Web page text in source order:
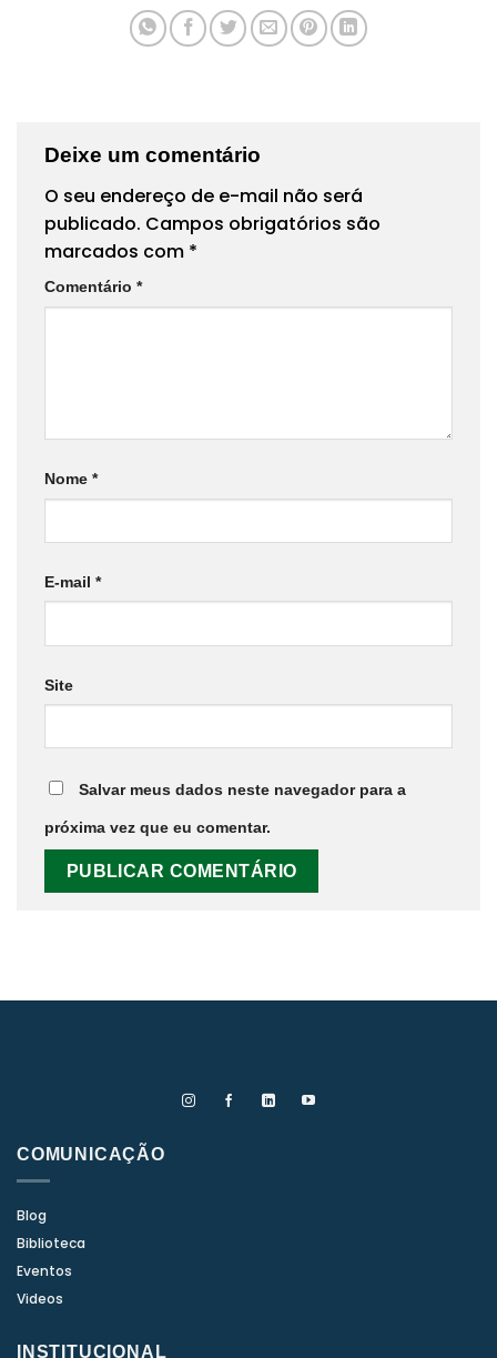
Deixe um comentário
O seu endereço de e-mail não será
publicado. Campos obrigatórios são
marcados com *
Comentário *
Nome *
E-mail *
Site
Salvar meus dados neste navegador para a
próxima vez que eu comentar.
COMUNICAÇÃO
Blog
Biblioteca
Eventos
Videos
INSTITUCIONAL